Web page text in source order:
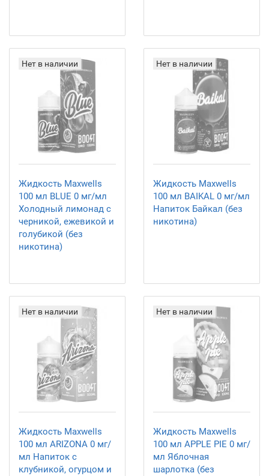
Нет в наличии
Жидкость Maxwells
100 мл BLUE 0 мг/мл
Холодный лимонад с
черникой, ежевикой и
голубикой (без
никотина)
Нет в наличии
Жидкость Maxwells
100 мл BAIKAL 0 мг/мл
Напиток Байкал (без
никотина)
Нет в наличии
Жидкость Maxwells
100 мл ARIZONA 0 мг/
мл Напиток с
клубникой, огурцом и
Нет в наличии
Жидкость Maxwells
100 мл APPLE PIE 0 мг/
мл Яблочная
шарлотка (без